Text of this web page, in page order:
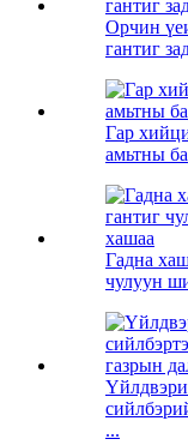
Орчин
гантиг
Гар
амьтны
Гадна
чулуун
...